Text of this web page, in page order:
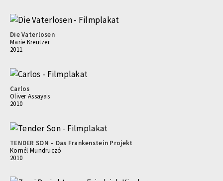
Die Vaterlosen
Marie Kreutzer
2011
Carlos
Oliver Assayas
2010
TENDER SON – Das Frankenstein Projekt
Kornél Mundruczó
2010